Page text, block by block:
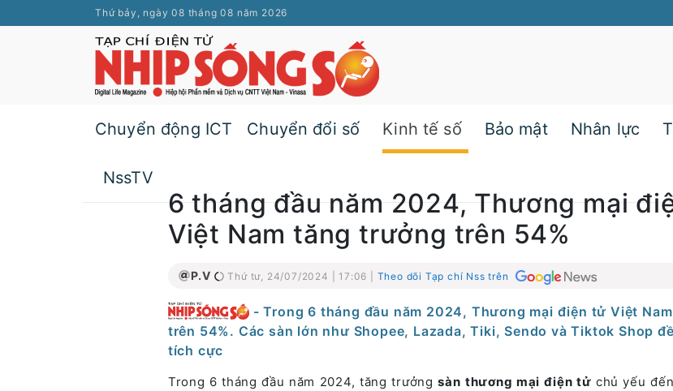
Thứ bảy, ngày 08 tháng 08 năm 2026
Chuyển động ICT Chuyển đổi số Kinh tế số Bảo mật Nhân lực
NssTV
6 tháng đầu năm 2024, Thương mại
Việt Nam tăng trưởng trên 54%
P.V Thứ tư, 24/07/2024 | 17:06 | Theo dõi Tạp chí Nss trên
- Trong 6 tháng đầu năm 2024, Thương mại điện tử Việt
trên 54%. Các sàn lớn như Shopee, Lazada, Tiki, Sendo và Tiktok Shop
tích cực
Trong 6 tháng đầu năm 2024, tăng trưởngsàn thương mại điện tử chủ yếu